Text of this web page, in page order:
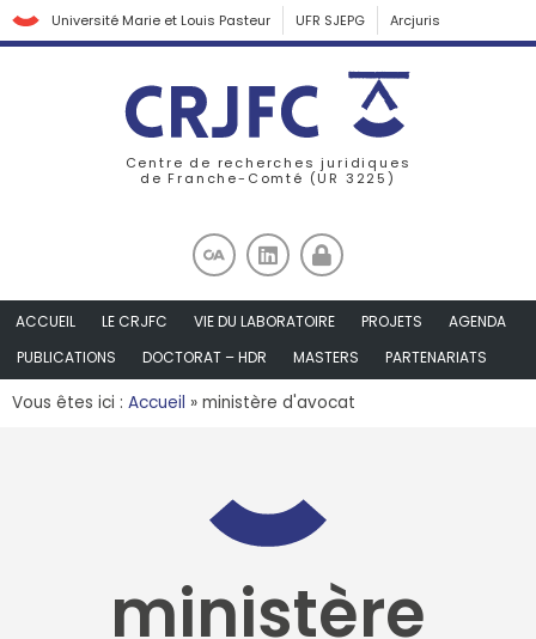
Université Marie et Louis Pasteur UFR SJEPG Arcjuris
Centre de recherches juridiques
de Franche-Comté (UR 3225)
ACCUEIL LE CRJFC VIE DU LABORATOIRE PROJETS
AGENDA
PUBLICATIONS
DOCTORAT – HDR MASTERS PARTENARIATS
Vous êtes ici : Accueil » ministère d'avocat
ministère